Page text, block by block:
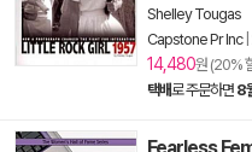
Shelley Tougas
Capstone Pr Inc|
14,480원 (20%
택배로 주문하면 8